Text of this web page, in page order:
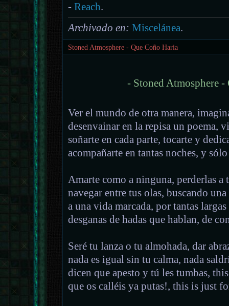
-Reach.
Archivado en: Miscelánea.
Stoned Atmosphere - Que Coño Haria
- Stoned Atmosphere
Ver el mundo de otra manera,
desenvainar en la repisa un poema,
soñarte en cada parte, tocarte y
acompañarte en tantas noches, y
Amarte como a ninguna, perderlas a
navegar entre tus olas, buscando
a una vida marcada, por tantas
desganas de hadas que hablan, de
Seré tu lanza o tu almohada, dar
nada es igual sin tu calma, nada
dicen que apesto y tú les tumbas,
que os calléis ya putas!, this is just